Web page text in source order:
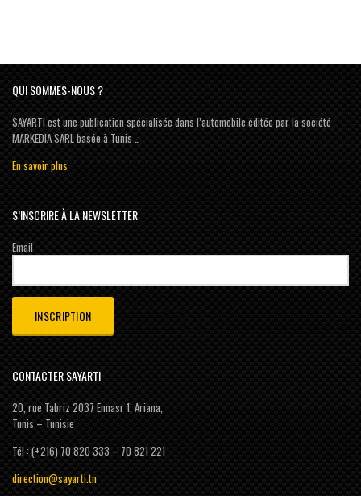
QUI SOMMES-NOUS ?
SAYARTI est une publication spécialisée dans l’automobile éditée par la société
MARKEDIA SARL basée à Tunis …
En savoir plus
S’INSCRIRE À LA NEWSLETTER
Email
CONTACTER SAYARTI
20, rue Tabriz 2037 Ennasr 1, Ariana,
Tunis – Tunisie
Tél : (+216) 70 820 333 – 70 821 221
direction@sayarti.tn